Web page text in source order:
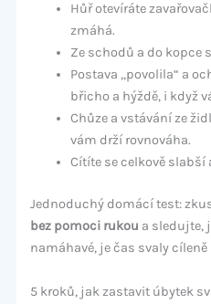
Hůř otevíráte
zmáhá.
Ze schodů a do kopce
Postava „povolila“ a
břicho a hýždě, i když
Chůze a vstávání ze
vám drží rovnováha.
Cítíte se celkově slabší
Jednoduchý domácí test:
bez pomoci rukou a sledujte,
namáhavé, je čas svaly
5 kroků, jak zastavit úbytek